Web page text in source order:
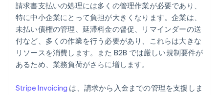
請求書支払いの処理には多くの管理作業が必要であり、
特に中小企業にとって負担が大きくなります。企業は、
未払い債権の管理、延滞料金の督促、リマインダーの送
付など、多くの作業を行う必要があり、これらは大きな
リソースを消費します。また B2B では厳しい規制要件が
あるため、業務負荷がさらに増します。
Stripe Invoicing は、請求から入金までの管理を支援しま